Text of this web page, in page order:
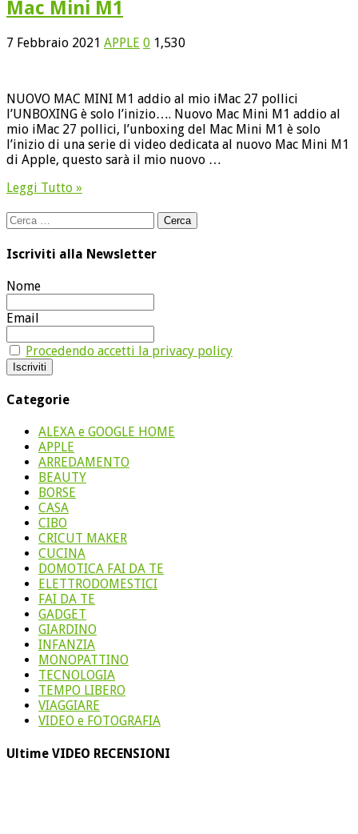
Mac Mini M1
7 Febbraio 2021 APPLE 0 1,530
NUOVO MAC MINI M1 addio al mio iMac 27 pollici
l’UNBOXING è solo l’inizio…. Nuovo Mac Mini M1 addio al
mio iMac 27 pollici, l’unboxing del Mac Mini M1 è solo
l’inizio di una serie di video dedicata al nuovo Mac Mini M1
di Apple, questo sarà il mio nuovo …
Leggi Tutto »
Ricerca
Iscriviti alla Newsletter
Nome
Email
Procedendo accetti la privacy policy
Categorie
ALEXA e GOOGLE HOME
APPLE
ARREDAMENTO
BEAUTY
BORSE
CASA
CIBO
CRICUT MAKER
CUCINA
DOMOTICA FAI DA TE
ELETTRODOMESTICI
FAI DA TE
GADGET
GIARDINO
INFANZIA
MONOPATTINO
TECNOLOGIA
TEMPO LIBERO
VIAGGIARE
VIDEO e FOTOGRAFIA
Ultime VIDEO RECENSIONI